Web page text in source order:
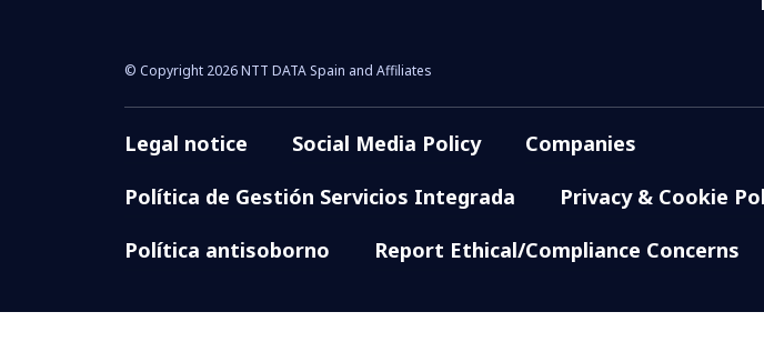
© Copyright 2026 NTT DATA Spain and Affiliates
Legal notice Social Media Policy
Companies
Política de Gestión Servicios Integrada
Privacy & Cookie
Política antisoborno
Report Ethical/Compliance Concerns